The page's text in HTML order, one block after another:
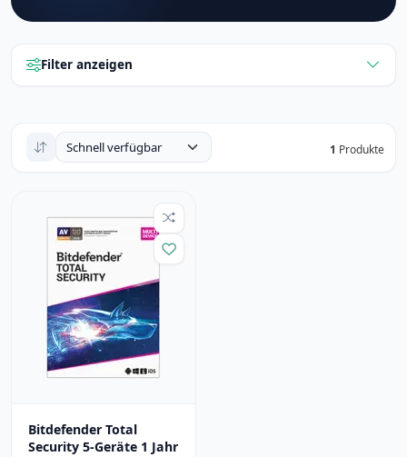
Filter anzeigen
1 Produkte
Bitdefender Total
Security 5-Geräte 1 Jahr